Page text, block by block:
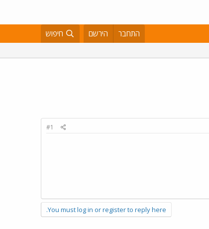
התחבר הירשם חיפוש
#1
You must log in or register to reply here.